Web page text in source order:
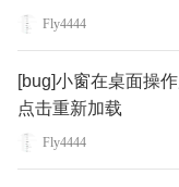
Fly4444
[bug]小窗在桌面操
点击重新加载
Fly4444